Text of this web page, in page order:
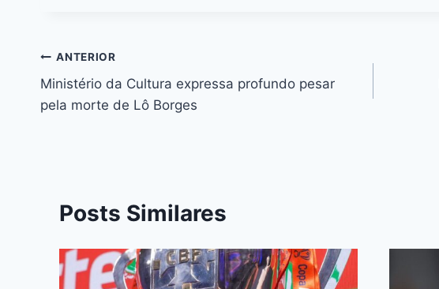
b
o
o
n
g
p
p
s
n
ANTERIOR
Ministério da Cultura expressa profundo pesar
pela morte de Lô Borges
Posts Similares